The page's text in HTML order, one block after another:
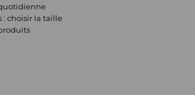
: choisir la taille